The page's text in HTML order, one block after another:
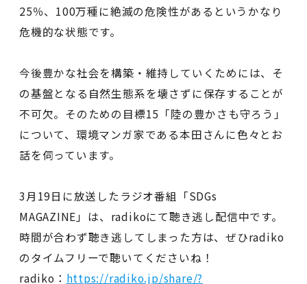
25％、100万種に絶滅の危険性があるというかなり
危機的な状態です。
今後豊かな社会を構築・維持していくためには、そ
の基盤となる自然生態系を壊さずに保存することが
不可欠。そのための目標15「陸の豊かさも守ろう」
について、環境マンガ家である本田さんに色々とお
話を伺っています。
3月19日に放送したラジオ番組「SDGs
MAGAZINE」は、radikoにて聴き逃し配信中です。
時間が合わず聴き逃してしまった方は、ぜひradiko
のタイムフリーで聴いてくださいね！
radiko： https://radiko.jp/share/?